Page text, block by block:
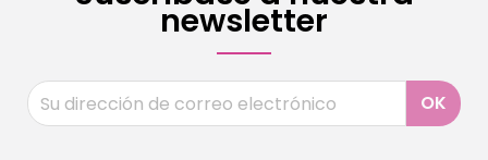
newsletter